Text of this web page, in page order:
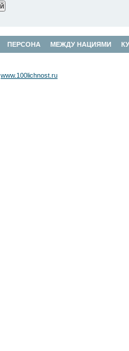
ПЕРСОНА МЕЖДУ НАЦИЯМИ
www.100lichnost.ru